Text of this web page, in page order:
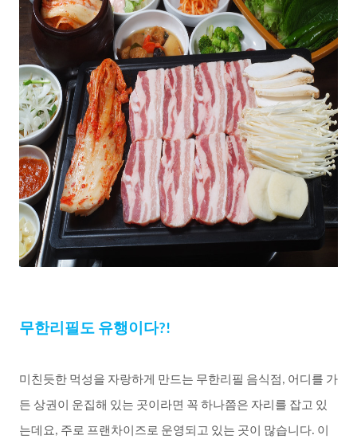
무한리필도 유행이다?!
미친듯한 먹성을 자랑하게 만드는 무한리필 음식점 , 어디를 가
든 상권이 운집해 있는 곳이라면 꼭 하나쯤은 자리를 잡고 있
는데요 , 주로 프랜차이즈로 운영되고 있는 곳이 많습니다. 이